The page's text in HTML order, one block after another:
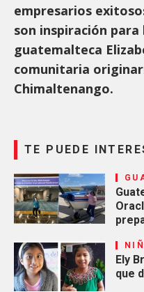
empresarios
son inspiración
guatemalteca
comunitaria
Chimaltenango.
TE PUEDE
Ely
que